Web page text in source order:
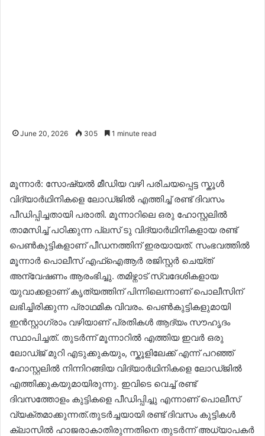
June 20, 2026 305 1 minute read
മൂന്നാർ: സോഷ്യൽ മീഡിയ വഴി പരിചയപ്പെട്ട സ്കൂൾ
വിദ്യാർഥിനികളെ ലോഡ്ജിൽ എത്തിച്ച് രണ്ട് ദിവസം
പീഡിപ്പിച്ചതായി പരാതി. മൂന്നാറിലെ ഒരു ഹോസ്റ്റലിൽ
താമസിച്ച് പഠിക്കുന്ന പ്ലസ് ടു വിദ്യാർഥിനികളായ രണ്ട്
പെൺകുട്ടികളാണ് പീഡനത്തിന് ഇരയായത്. സംഭവത്തിൽ
മൂന്നാർ പൊലീസ് എഫ്ഐആർ രജിസ്റ്റർ ചെയ്ത്
അന്വേഷണം ആരംഭിച്ചു. തമിഴ്നാട് സ്വദേശികളായ
യുവാക്കളാണ് കൃത്യത്തിന് പിന്നിലെന്നാണ് പൊലീസിന്
ലഭിച്ചിരിക്കുന്ന പ്രാഥമിക വിവരം. പെൺകുട്ടികളുമായി
ഇൻസ്റ്റാഗ്രാം വഴിയാണ് പ്രതികൾ ആദ്യം സൗഹൃദം
സ്ഥാപിച്ചത്. തുടർന്ന് മൂന്നാറിൽ എത്തിയ ഇവർ ഒരു
ലോഡ്ജ് മുറി എടുക്കുകയും, സ്കൂളിലേക്ക് എന്ന് പറഞ്ഞ്
ഹോസ്റ്റലിൽ നിന്നിറങ്ങിയ വിദ്യാർഥിനികളെ ലോഡ്ജിൽ
എത്തിക്കുകയുമായിരുന്നു. ഇവിടെ വെച്ച് രണ്ട്
ദിവസത്തോളം കുട്ടികളെ പീഡിപ്പിച്ചു എന്നാണ് പൊലീസ്
വ്യക്തമാക്കുന്നത്.തുടർച്ചയായി രണ്ട് ദിവസം കുട്ടികൾ
ക്ലാസിൽ ഹാജരാകാതിരുന്നതിനെ തുടർന്ന് അധ്യാപകർ